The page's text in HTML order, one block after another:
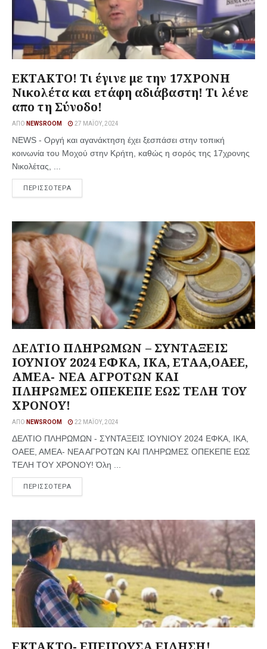
ΕΚΤΑΚΤΟ! Τι έγινε με την 17ΧΡΟΝΗ
Νικολέτα και ετάφη αδιάβαστη! Τι λένε
απο τη Σύνοδο!
ΑΠΌ NEWSROOM 27 ΜΑΪ́ΟΥ, 2024
NEWS - Οργή και αγανάκτηση έχει ξεσπάσει στην τοπική
κοινωνία του Μοχού στην Κρήτη, καθώς η σορός της 17χρονης
Νικολέτας, ...
ΠΕΡΙΣΣΟΤΕΡΑ
ΔΕΛΤΙΟ ΠΛΗΡΩΜΩΝ – ΣΥΝΤΑΞΕΙΣ
ΙΟΥΝΙΟΥ 2024 ΕΦΚΑ, ΙΚΑ, ΕΤΑΑ,ΟΑΕΕ,
ΑΜΕΑ- ΝΕΑ ΑΓΡΟΤΩΝ ΚΑΙ
ΠΛΗΡΩΜΕΣ ΟΠΕΚΕΠΕ ΕΩΣ ΤΕΛΗ ΤΟΥ
ΧΡΟΝΟΥ!
ΑΠΌ NEWSROOM 22 ΜΑΪ́ΟΥ, 2024
ΔΕΛΤΙΟ ΠΛΗΡΩΜΩΝ - ΣΥΝΤΑΞΕΙΣ ΙΟΥΝΙΟΥ 2024 ΕΦΚΑ, ΙΚΑ,
ΟΑΕΕ, ΑΜΕΑ- ΝΕΑ ΑΓΡΟΤΩΝ ΚΑΙ ΠΛΗΡΩΜΕΣ ΟΠΕΚΕΠΕ ΕΩΣ
ΤΕΛΗ ΤΟΥ ΧΡΟΝΟΥ! Όλη ...
ΠΕΡΙΣΣΟΤΕΡΑ